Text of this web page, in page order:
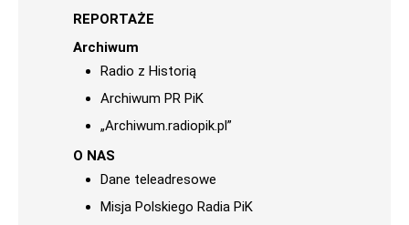
REPORTAŻE
Archiwum
Radio z Historią
Archiwum PR PiK
„Archiwum.radiopik.pl”
O NAS
Dane teleadresowe
Misja Polskiego Radia PiK